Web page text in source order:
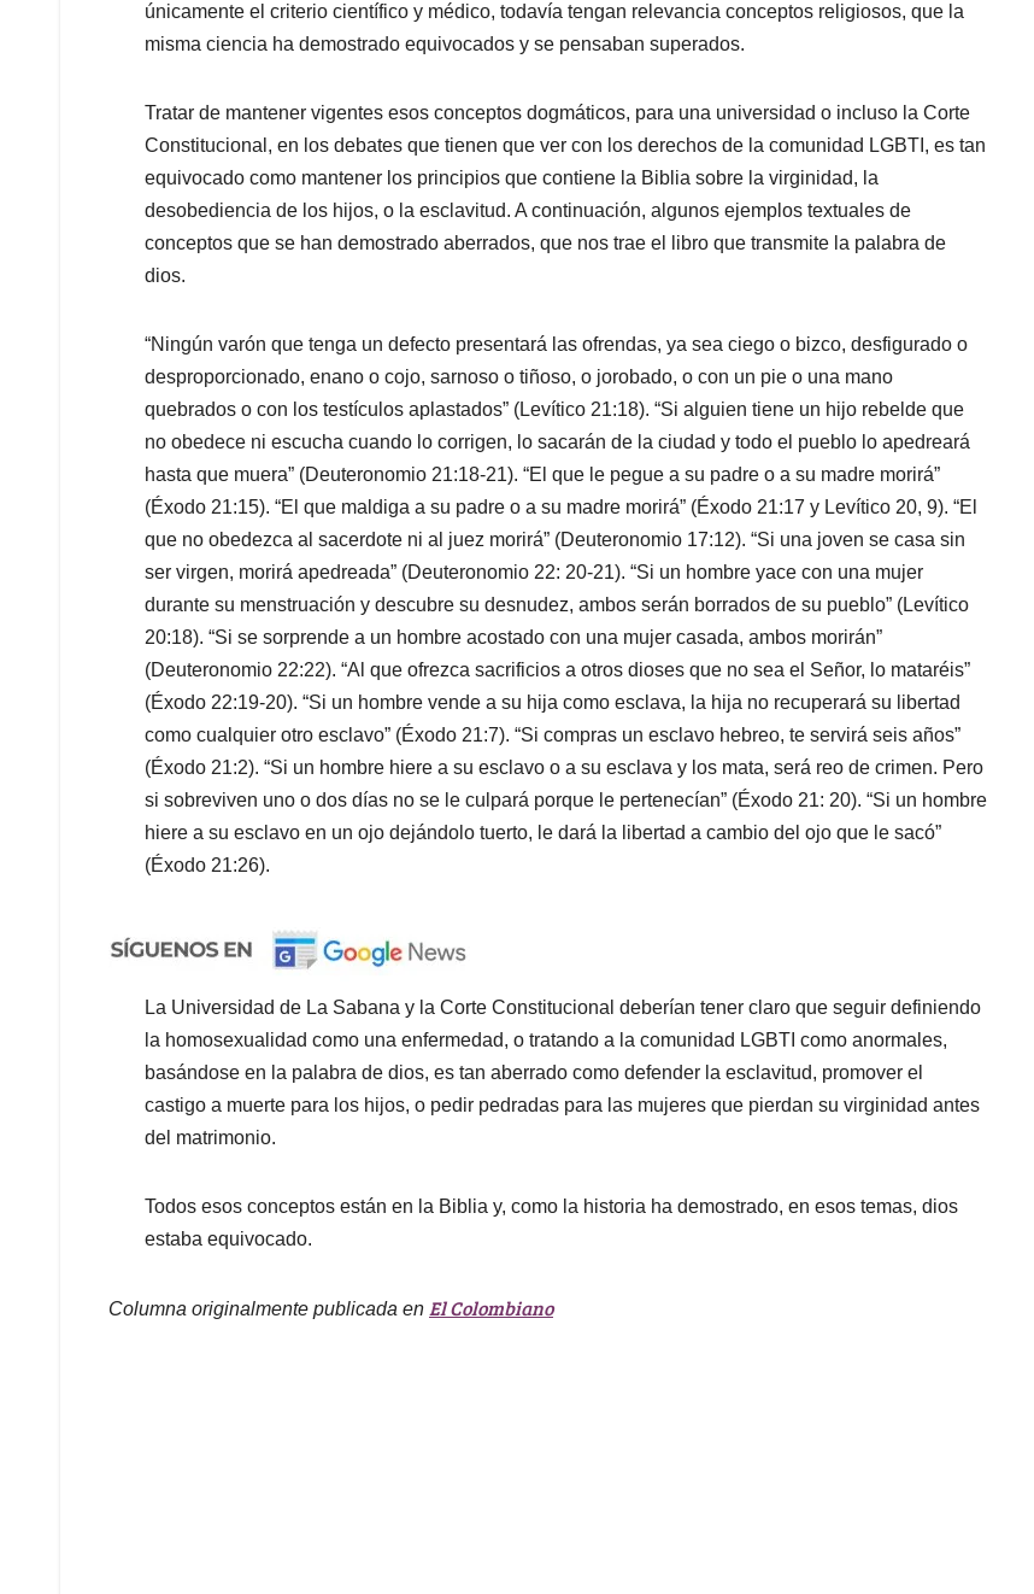
únicamente el criterio científico y médico, todavía tengan relevancia conceptos religiosos, que la
misma ciencia ha demostrado equivocados y se pensaban superados.
Tratar de mantener vigentes esos conceptos dogmáticos, para una universidad o incluso la Corte
Constitucional, en los debates que tienen que ver con los derechos de la comunidad LGBTI, es tan
equivocado como mantener los principios que contiene la Biblia sobre la virginidad, la
desobediencia de los hijos, o la esclavitud. A continuación, algunos ejemplos textuales de
conceptos que se han demostrado aberrados, que nos trae el libro que transmite la palabra de
dios.
“Ningún varón que tenga un defecto presentará las ofrendas, ya sea ciego o bizco, desfigurado o
desproporcionado, enano o cojo, sarnoso o tiñoso, o jorobado, o con un pie o una mano
quebrados o con los testículos aplastados” (Levítico 21:18). “Si alguien tiene un hijo rebelde que
no obedece ni escucha cuando lo corrigen, lo sacarán de la ciudad y todo el pueblo lo apedreará
hasta que muera” (Deuteronomio 21:18-21). “El que le pegue a su padre o a su madre morirá”
(Éxodo 21:15). “El que maldiga a su padre o a su madre morirá” (Éxodo 21:17 y Levítico 20, 9). “El
que no obedezca al sacerdote ni al juez morirá” (Deuteronomio 17:12). “Si una joven se casa sin
ser virgen, morirá apedreada” (Deuteronomio 22: 20-21). “Si un hombre yace con una mujer
durante su menstruación y descubre su desnudez, ambos serán borrados de su pueblo” (Levítico
20:18). “Si se sorprende a un hombre acostado con una mujer casada, ambos morirán”
(Deuteronomio 22:22). “Al que ofrezca sacrificios a otros dioses que no sea el Señor, lo mataréis”
(Éxodo 22:19-20). “Si un hombre vende a su hija como esclava, la hija no recuperará su libertad
como cualquier otro esclavo” (Éxodo 21:7). “Si compras un esclavo hebreo, te servirá seis años”
(Éxodo 21:2). “Si un hombre hiere a su esclavo o a su esclava y los mata, será reo de crimen. Pero
si sobreviven uno o dos días no se le culpará porque le pertenecían” (Éxodo 21: 20). “Si un hombre
hiere a su esclavo en un ojo dejándolo tuerto, le dará la libertad a cambio del ojo que le sacó”
(Éxodo 21:26).
La Universidad de La Sabana y la Corte Constitucional deberían tener claro que seguir definiendo
la homosexualidad como una enfermedad, o tratando a la comunidad LGBTI como anormales,
basándose en la palabra de dios, es tan aberrado como defender la esclavitud, promover el
castigo a muerte para los hijos, o pedir pedradas para las mujeres que pierdan su virginidad antes
del matrimonio.
Todos esos conceptos están en la Biblia y, como la historia ha demostrado, en esos temas, dios
estaba equivocado.
Columna originalmente publicada en El Colombiano